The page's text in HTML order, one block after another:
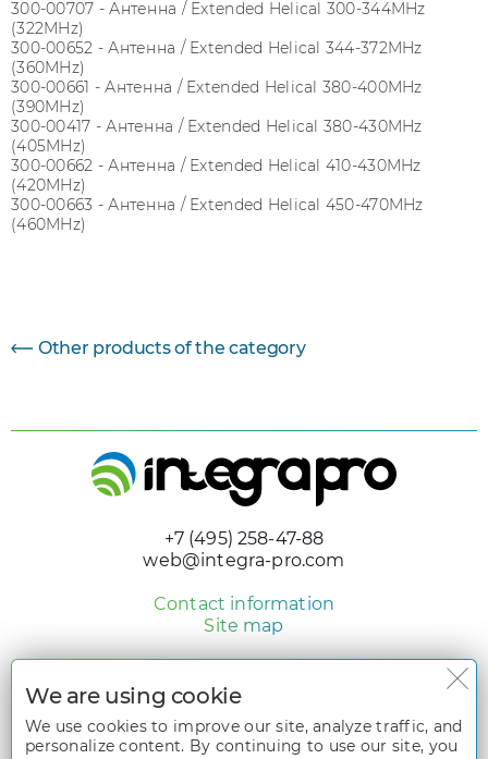
300-00707 - Антенна / Extended Helical 300-344MHz
(322MHz)
300-00652 - Антенна / Extended Helical 344-372MHz
(360MHz)
300-00661 - Антенна / Extended Helical 380-400MHz
(390MHz)
300-00417 - Антенна / Extended Helical 380-430MHz
(405MHz)
300-00662 - Антенна / Extended Helical 410-430MHz
(420MHz)
300-00663 - Антенна / Extended Helical 450-470MHz
(460MHz)
Other products of the category
+7 (495) 258-47-88
web@integra-pro.com
Contact information
Site map
Design and development
nologostudio.ru
All rights reserved. The information on the websitewww.integra-
We are using cookie
We use cookies to improve our site, analyze traffic, and
personalize content. By continuing to use our site, you